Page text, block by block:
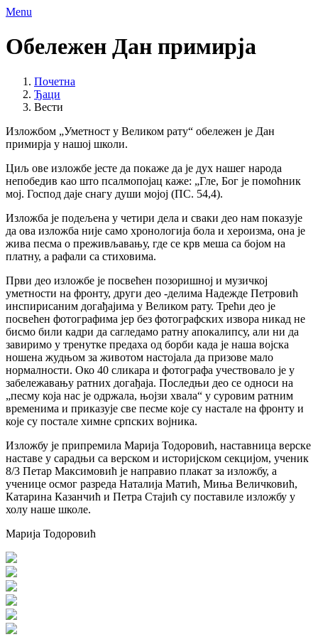
Menu
Обележен Дан примирја
Почетна
Ђаци
Вести
Изложбом „Уметност у Великом рату“ обележен је Дан
примирја у нашој школи.
Циљ ове изложбе јесте да покаже да је дух нашег народа
непобедив као што псалмопојац каже: „Гле, Бог је помоћник
мој. Господ даје снагу души мојој (ПС. 54,4).
Изложба је подељена у четири дела и сваки део нам показује
да ова изложба није само хронологија бола и хероизма, она је
жива песма о преживљавању, где се крв меша са бојом на
платну, а рафали са стиховима.
Први део изложбе је посвећен позоришној и музичкој
уметности на фронту, други део -делима Надежде Петровић
инспирисаним догађајима у Великом рату. Трећи део је
посвећен фотографима јер без фотографских извора никад не
бисмо били кадри да сагледамо ратну апокалипсу, али ни да
завиримо у тренутке предаха од борби када је наша војска
ношена жудњом за животом настојала да призове мало
нормалности. Око 40 сликара и фотографа учествовало је у
забележавању ратних догађаја. Последњи део се односи на
„песму која нас је одржала, њојзи хвала“ у суровим ратним
временима и приказује све песме које су настале на фронту и
које су постале химне српских војника.
Изложбу је припремила Марија Тодоровић, наставница верске
наставе у сарадњи са верском и историјском секцијом, ученик
8/3 Петар Максимовић је направио плакат за изложбу, а
ученице осмог разреда Наталија Матић, Миња Величковић,
Катарина Казанчић и Петра Стајић су поставиле изложбу у
холу наше школе.
Марија Тодоровић